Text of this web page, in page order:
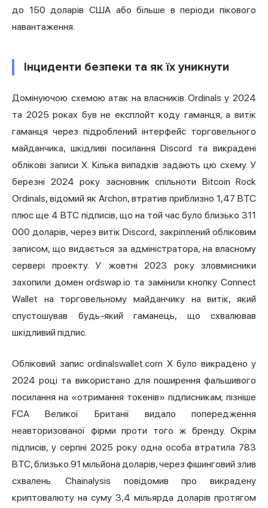
до 150 доларів США або більше в періоди пікового
навантаження.
Інциденти безпеки та як їх уникнути
Домінуючою схемою атак на власників Ordinals у 2024
та 2025 роках був не експлойт коду гаманця, а витік
гаманця через підроблений інтерфейс торговельного
майданчика, шкідливі посилання Discord та викрадені
облікові записи X. Кілька випадків задають цю схему. У
березні 2024 року засновник спільноти Bitcoin Rock
Ordinals, відомий як Archon, втратив приблизно 1,47 BTC
плюс ще 4 BTC підписів, що на той час було близько 311
000 доларів, через витік Discord, закріплений обліковим
записом, що видається за адміністратора, на власному
сервері проекту. У жовтні 2023 року зловмисники
захопили домен ordswap.io та замінили кнопку Connect
Wallet на торговельному майданчику на витік, який
спустошував будь-який гаманець, що схвалював
шкідливий підпис.
Обліковий запис ordinalswallet.com X було викрадено у
2024 році та використано для поширення фальшивого
посилання на «отримання токенів» підписникам; пізніше
FCA Великої Британії видало попередження
неавторизованої фірми проти того ж бренду. Окрім
підписів, у серпні 2025 року одна особа втратила 783
BTC, близько 91 мільйона доларів, через фішинговий злив
схвалень. Chainalysis повідомив про викрадену
криптовалюту на суму 3,4 мільярда доларів протягом